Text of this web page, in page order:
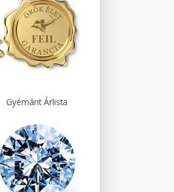
Gyémánt Árlista